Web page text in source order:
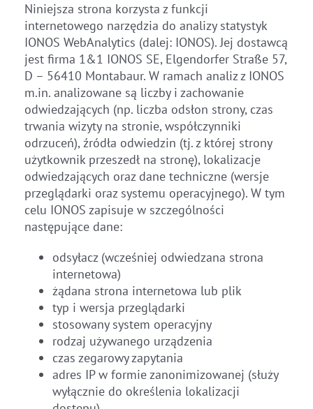
Niniejsza strona korzysta z funkcji
internetowego narzędzia do analizy statystyk
IONOS WebAnalytics (dalej: IONOS). Jej dostawcą
jest firma 1&1 IONOS SE, Elgendorfer Straße 57,
D – 56410 Montabaur. W ramach analiz z IONOS
m.in. analizowane są liczby i zachowanie
odwiedzających (np. liczba odsłon strony, czas
trwania wizyty na stronie, współczynniki
odrzuceń), źródła odwiedzin (tj. z której strony
użytkownik przeszedł na stronę), lokalizacje
odwiedzających oraz dane techniczne (wersje
przeglądarki oraz systemu operacyjnego). W tym
celu IONOS zapisuje w szczególności
następujące dane:
odsyłacz (wcześniej odwiedzana strona
internetowa)
żądana strona internetowa lub plik
typ i wersja przeglądarki
stosowany system operacyjny
rodzaj używanego urządzenia
czas zegarowy zapytania
adres IP w formie zanonimizowanej (służy
wyłącznie do określenia lokalizacji